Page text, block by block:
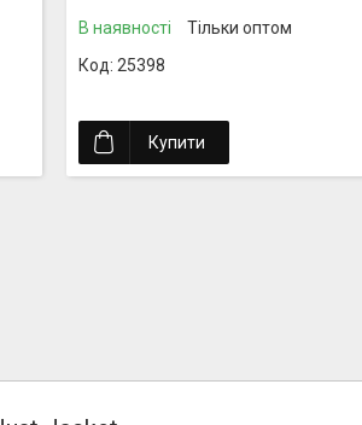
В наявності
Тільки оптом
25398
Купити